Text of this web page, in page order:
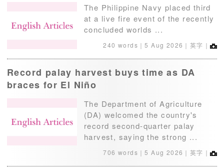
The Philippine Navy placed third
at a live fire event of the recently
concluded worlds ...
240 words｜5 Aug 2026 ｜英字｜
Record palay harvest buys time as DA
braces for El Niño
The Department of Agriculture
(DA) welcomed the country's
record second-quarter palay
harvest, saying the strong ...
706 words｜5 Aug 2026 ｜英字｜